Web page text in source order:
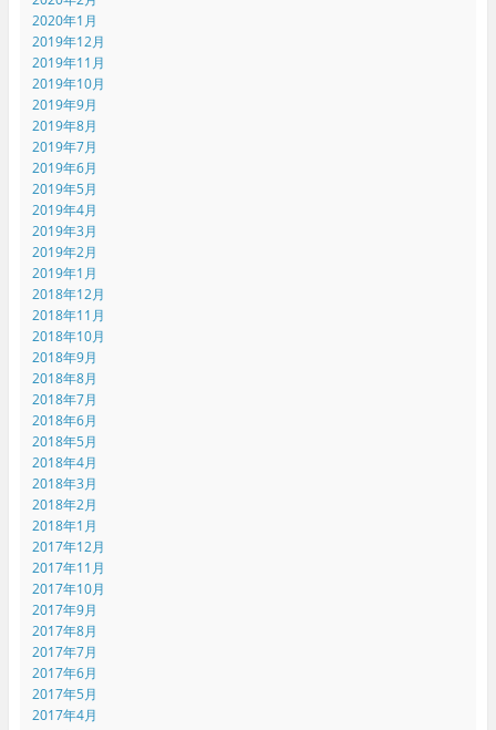
2020年1月
2019年12月
2019年11月
2019年10月
2019年9月
2019年8月
2019年7月
2019年6月
2019年5月
2019年4月
2019年3月
2019年2月
2019年1月
2018年12月
2018年11月
2018年10月
2018年9月
2018年8月
2018年7月
2018年6月
2018年5月
2018年4月
2018年3月
2018年2月
2018年1月
2017年12月
2017年11月
2017年10月
2017年9月
2017年8月
2017年7月
2017年6月
2017年5月
2017年4月